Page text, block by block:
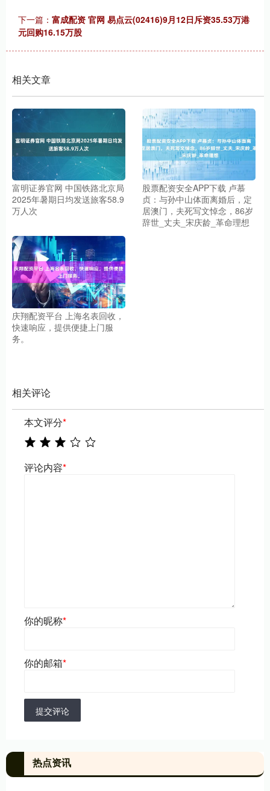
下一篇： 富成配资 官网 易点云(02416)9月12日斥资35.53万港
元回购16.15万股
相关文章
富明证券官网 中国铁路北京局
2025年暑期日均发送旅客58.9
万人次
股票配资安全APP下载 卢慕
贞：与孙中山体面离婚后，定
居澳门，夫死写文悼念，86岁
辞世_丈夫_宋庆龄_革命理想
庆翔配资平台 上海名表回收，
快速响应，提供便捷上门服
务。
相关评论
本文评分*
评论内容*
你的昵称*
你的邮箱*
提交评论
热点资讯